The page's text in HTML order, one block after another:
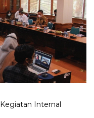
Kegiatan Internal